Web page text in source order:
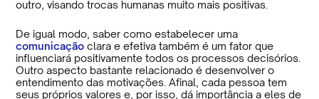
outro, visando trocas humanas muito mais positivas.
De igual modo, saber como estabelecer uma
comunicação clara e efetiva também é um fator que
influenciará positivamente todos os processos decisórios.
Outro aspecto bastante relacionado é desenvolver o
entendimento das motivações. Afinal, cada pessoa tem
seus próprios valores e, por isso, dá importância a eles de